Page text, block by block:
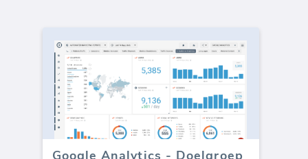
Google Analytics - Doelgroep